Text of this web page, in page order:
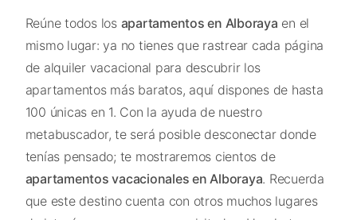
Reúne todos los apartamentos en Alboraya en el
mismo lugar: ya no tienes que rastrear cada página
de alquiler vacacional para descubrir los
apartamentos más baratos, aquí dispones de hasta
100 únicas en 1. Con la ayuda de nuestro
metabuscador, te será posible desconectar donde
tenías pensado; te mostraremos cientos de
apartamentos vacacionales en Alboraya. Recuerda
que este destino cuenta con otros muchos lugares